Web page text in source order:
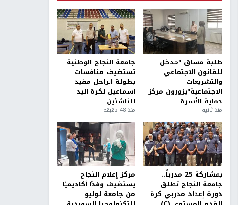
طلبة مساق "مدخل
للقانون الاجتماعي
والتشريعات
الاجتماعية"يزورون مركز
حماية الأسرة
منذ ثانية
جامعة النجاح الوطنية
تستضيف منافسات
بطولة الراحل مفيد
اسماعيل لكرة اليد
للناشئين
منذ 48 دقيقة
بمشاركة 25 مدرباً..
جامعة النجاح تطلق
دورة إعداد مدربي كرة
مركز إعلام النجاح
يستضيف وفدًا أكاديميًا
من جامعة لوليو